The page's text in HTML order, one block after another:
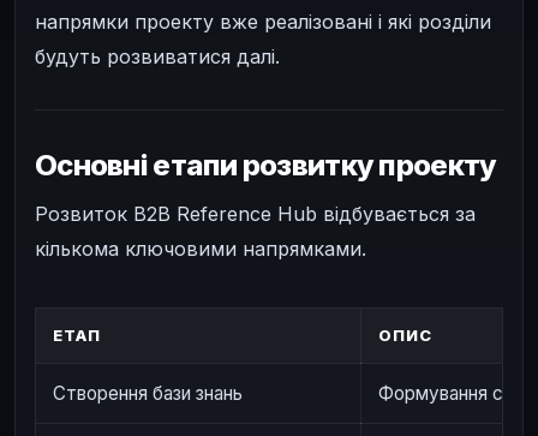
напрямки проекту вже реалізовані і які розділи
будуть розвиватися далі.
Основні етапи розвитку проекту
Розвиток B2B Reference Hub відбувається за
кількома ключовими напрямками.
ЕТАП ОПИС
Створення бази знань Формування